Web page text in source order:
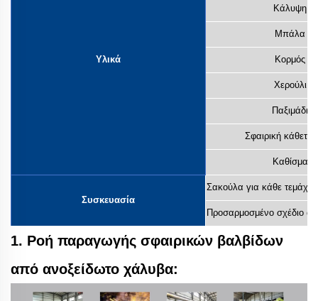
Υλικά
Κάλυψη
Μπάλα
Κορμός
Χερούλι
Παξιμάδι
Σφαιρική κάθετη
Καθίσμα
Συσκευασία
Σακούλα για κάθε
Προσαρμοσμένο σχέδιο
1. Ροή παραγωγής σφαιρικών βαλβίδων
από ανοξείδωτο χάλυβα: